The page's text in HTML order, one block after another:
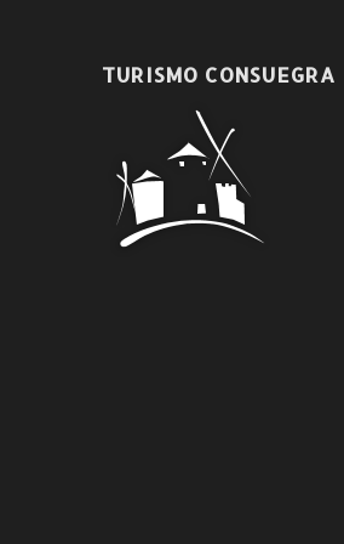
TURISMO CONSUEGRA